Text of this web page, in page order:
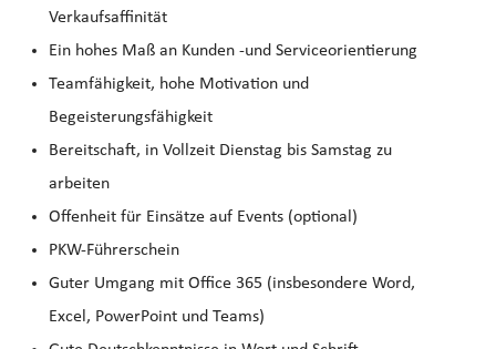
Verkaufsaffinität
Ein hohes Maß an Kunden -und Serviceorientierung
Teamfähigkeit, hohe Motivation und
Begeisterungsfähigkeit
Bereitschaft, in Vollzeit Dienstag bis Samstag zu
arbeiten
Offenheit für Einsätze auf Events (optional)
PKW-Führerschein
Guter Umgang mit Office 365 (insbesondere Word,
Excel, PowerPoint und Teams)